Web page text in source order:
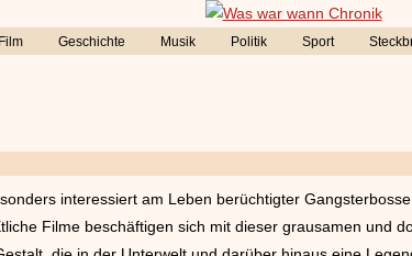
Film Geschichte Musik Politik Sport
interessiert am Leben berüchtigter
Filme beschäftigen sich mit dieser grausamen und